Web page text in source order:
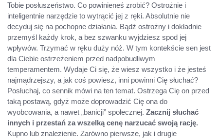
Tobie posłuszeństwo. Co powinieneś zrobić? Ostrożnie i
inteligentnie narzędzie to wytrącić jej z ręki. Absolutnie nie
decyduj się na pochopne działania. Bądź ostrożny i dokładnie
przemyśl każdy krok, a bez szwanku wyjdziesz spod jej
wpływów. Trzymać w ręku duży nóż. W tym kontekście sen jest
dla Ciebie ostrzeżeniem przed nadpobudliwym
temperamentem. Wydaje Ci się, że wiesz wszystko i że jesteś
najmądrzejszy, a jak coś powiesz, inni powinni Cię słuchać?
Posłuchaj, co sennik mówi na ten temat. Ostrzega Cię on przed
taką postawą, gdyż może doprowadzić Cię ona do
wyobcowania, a nawet „banicji” społecznej. Zacznij słuchać
innych i przestań za wszelką cenę narzucać swoją rację.
Kupno lub znalezienie. Zarówno pierwsze, jak i drugie